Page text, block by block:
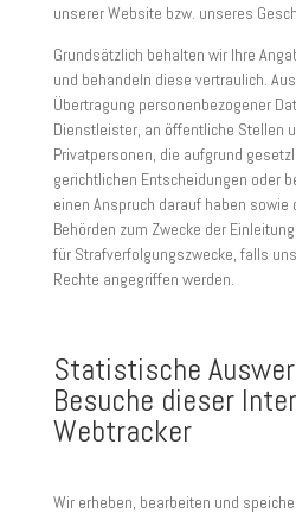
unserer Website bzw. unseres
Grundsätzlich behalten wir Ihre
und behandeln diese vertraulich.
Übertragung personenbezogener
Dienstleister, an öffentliche Stellen
Privatpersonen, die aufgrund
gerichtlichen Entscheidungen oder
einen Anspruch darauf haben sowie
Behörden zum Zwecke der
für Strafverfolgungszwecke, falls
Rechte angegriffen werden.
Statistische
Besuche dieser
Webtracker
Wir erheben, bearbeiten und